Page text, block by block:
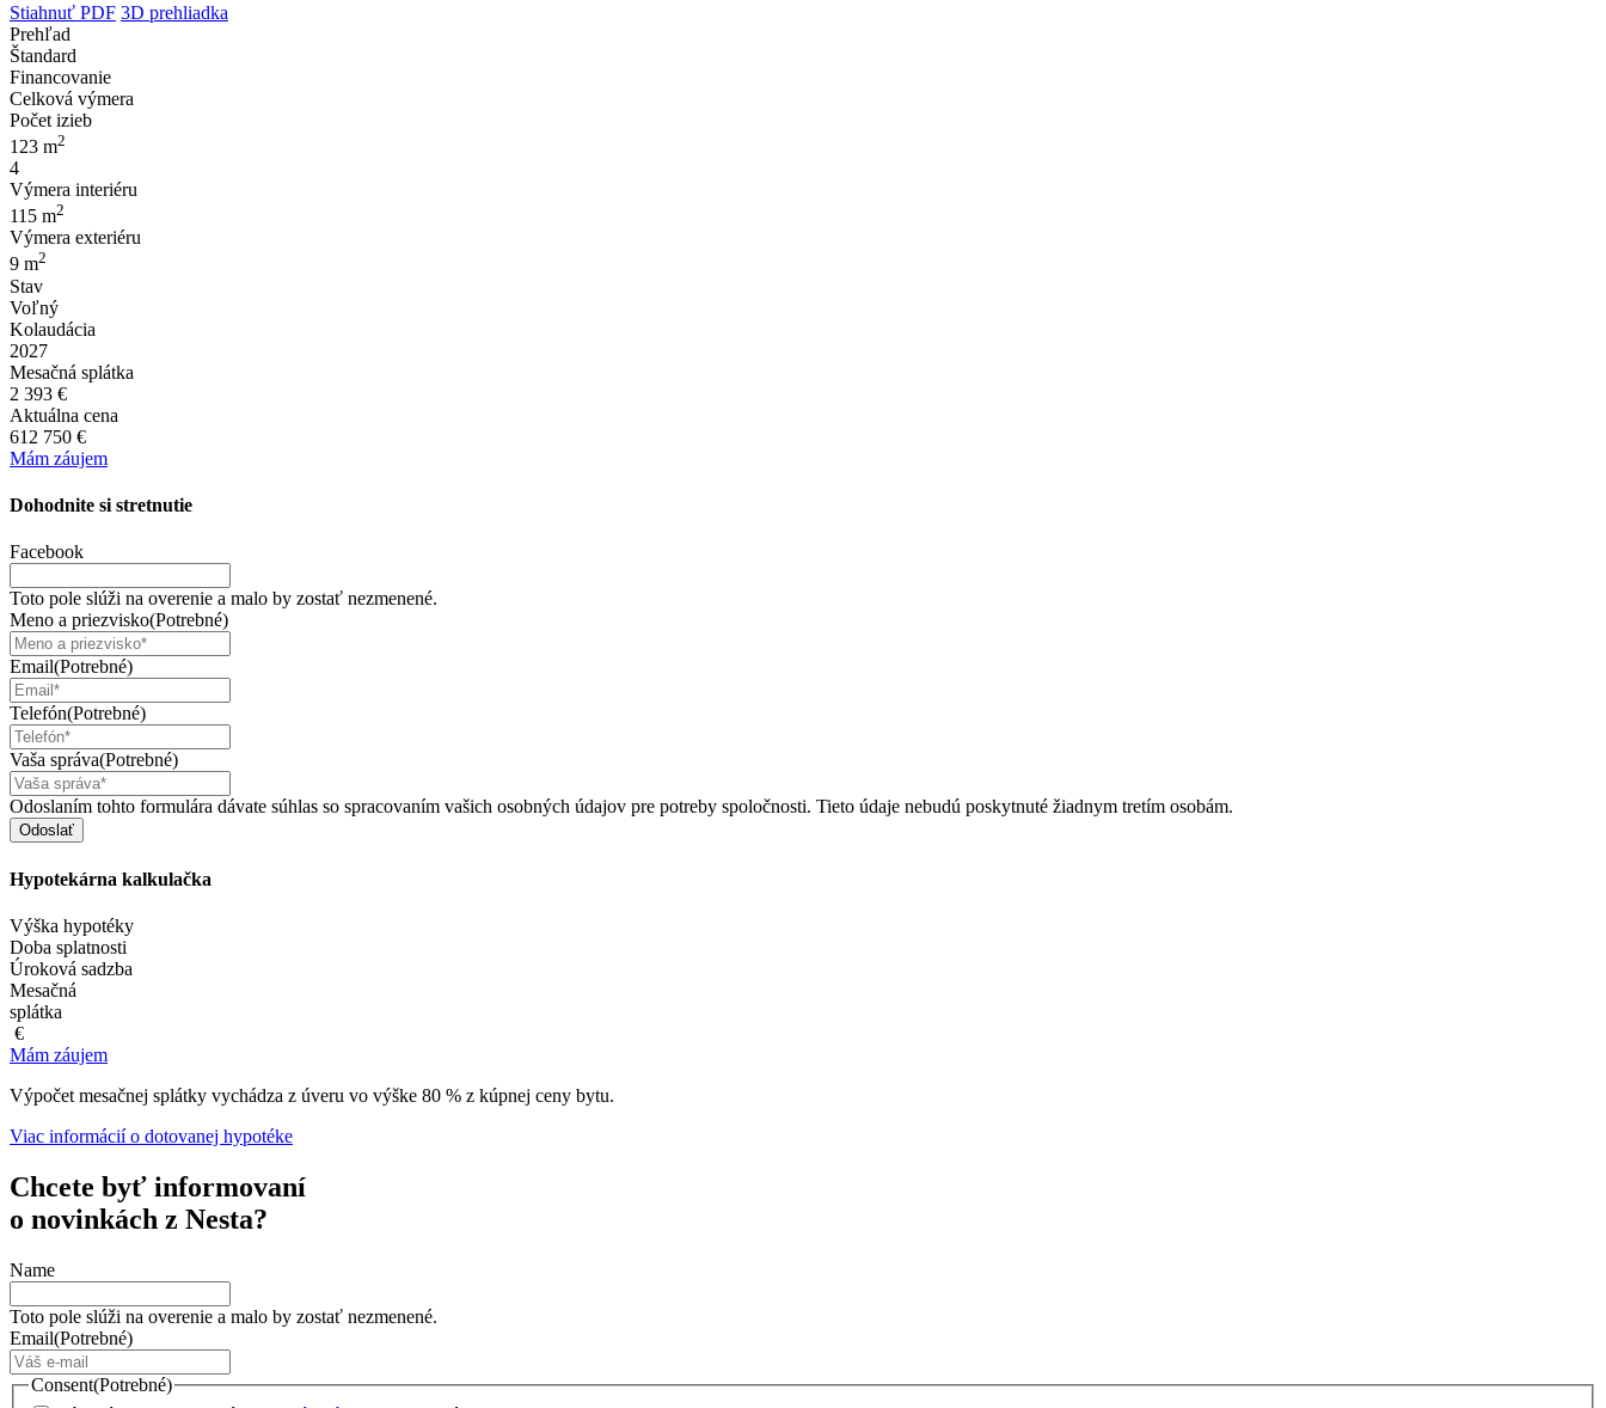
Stiahnuť PDF 3D prehliadka
Prehľad
Štandard
Financovanie
Celková výmera
Počet izieb
123 m2
4
Výmera interiéru
115 m2
Výmera exteriéru
9 m2
Stav
Voľný
Kolaudácia
2027
Mesačná splátka
2 393 €
Aktuálna cena
612 750 €
Mám záujem
Dohodnite si stretnutie
Facebook
Toto pole slúži na overenie a malo by zostať nezmenené.
Meno a priezvisko(Potrebné)
Email(Potrebné)
Telefón(Potrebné)
Vaša správa(Potrebné)
Odoslaním tohto formulára dávate súhlas so spracovaním vašich osobných údajov pre potreby spoločnosti. Tieto údaje nebudú poskytnuté žiadnym tretím osobám.
Hypotekárna kalkulačka
Výška hypotéky
Doba splatnosti
Úroková sadzba
Mesačná
splátka
€
Mám záujem
Výpočet mesačnej splátky vychádza z úveru vo výške 80 % z kúpnej ceny bytu.
Viac informácií o dotovanej hypotéke
Chcete byť informovaní
o novinkách z Nesta?
Name
Toto pole slúži na overenie a malo by zostať nezmenené.
Email(Potrebné)
Consent(Potrebné)